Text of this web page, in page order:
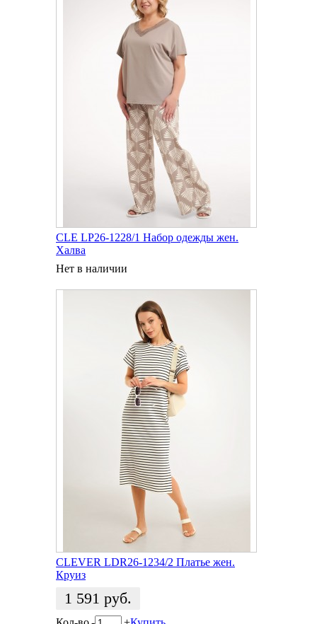
CLE LP26-1228/1 Набор одежды жен.
Халва
Нет в наличии
CLEVER LDR26-1234/2 Платье жен.
Круиз
1 591 руб.